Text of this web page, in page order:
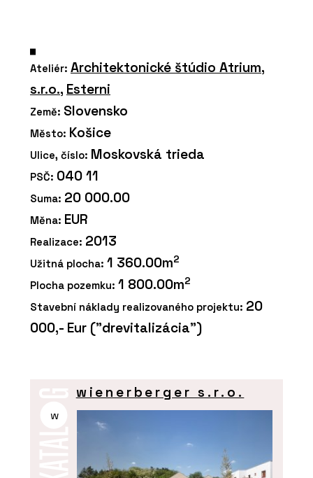
Ateliér: Architektonické štúdio Atrium,
s.r.o., Esterni
Země: Slovensko
Město: Košice
Ulice, číslo: Moskovská trieda
PSČ: 040 11
Suma: 20 000.00
Měna: EUR
Realizace: 2013
Užitná plocha: 1 360.00m2
Plocha pozemku: 1 800.00m2
Stavební náklady realizovaného projektu: 20
000,- Eur ("drevitalizácia")
w
wienerberger s.r.o.